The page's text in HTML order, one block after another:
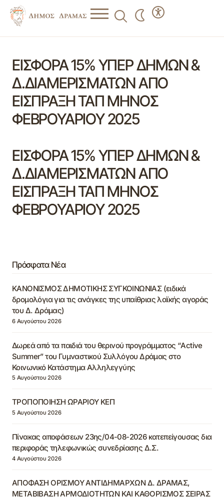
ΕΙΣΦΟΡΑ 15% ΥΠΕΡ ΔΗΜΩΝ &
Δ.ΔΙΑΜΕΡΙΣΜΑΤΩΝ ΑΠΟ
ΕΙΣΠΡΑΞΗ ΤΑΠ ΜΗΝΟΣ
ΦΕΒΡΟΥΑΡΙΟΥ 2025
ΕΙΣΦΟΡΑ 15% ΥΠΕΡ ΔΗΜΩΝ &
Δ.ΔΙΑΜΕΡΙΣΜΑΤΩΝ ΑΠΟ
ΕΙΣΠΡΑΞΗ ΤΑΠ ΜΗΝΟΣ
ΦΕΒΡΟΥΑΡΙΟΥ 2025
Πρόσφατα Νέα
ΚΑΝΟΝΙΣΜΟΣ ΔΗΜΟΤΙΚΗΣ ΣΥΓΚΟΙΝΩΝΙΑΣ (ειδικά
δρομολόγια για τις ανάγκες της υπαίθριας λαϊκής αγοράς
του Δ. Δράμας)
6 Αυγούστου 2026
Δωρεά από τα παιδιά του θερινού προγράμματος “Active
Summer” του Γυμναστικού Συλλόγου Δράμας στο
Κοινωνικό Κατάστημα Αλληλεγγύης
5 Αυγούστου 2026
ΤΡΟΠΟΠΟΙΗΣΗ ΩΡΑΡΙΟΥ ΚΕΠ
5 Αυγούστου 2026
Πίνακας αποφάσεων 23ης/04-08-2026 κατεπείγουσας δια
περιφοράς τηλεφωνικώς συνεδρίασης Δ.Σ.
4 Αυγούστου 2026
ΑΠΟΦΑΣΗ ΟΡΙΣΜΟΥ ΑΝΤΙΔΗΜΑΡΧΩΝ Δ. ΔΡΑΜΑΣ,
ΜΕΤΑΒΙΒΑΣΗ ΑΡΜΟΔΙΟΤΗΤΩΝ ΚΑΙ ΚΑΘΟΡΙΣΜΟΣ ΣΕΙΡΑΣ